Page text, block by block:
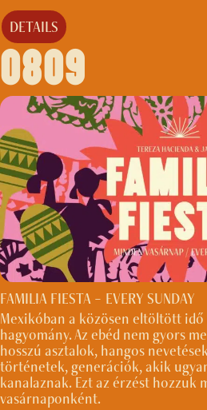
DETAILS
0809
FAMILIA FIESTA – EVERY SUNDAY
Mexikóban a közösen eltöltött
hagyomány. Az ebéd nem gyors
hosszú asztalok, hangos
történetek, generációk, akik
kanalaznak. Ezt az érzést hozzuk
vasárnaponként.